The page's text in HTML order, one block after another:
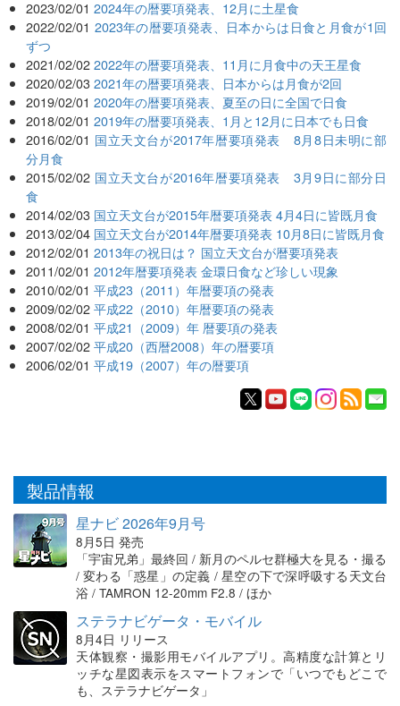
2023/02/01 2024年の暦要項発表、12月に土星食
2022/02/01 2023年の暦要項発表、日本からは日食と月食が1回
ずつ
2021/02/02 2022年の暦要項発表、11月に月食中の天王星食
2020/02/03 2021年の暦要項発表、日本からは月食が2回
2019/02/01 2020年の暦要項発表、夏至の日に全国で日食
2018/02/01 2019年の暦要項発表、1月と12月に日本でも日食
2016/02/01 国立天文台が2017年暦要項発表 8月8日未明に部
分月食
2015/02/02 国立天文台が2016年暦要項発表 3月9日に部分日
食
2014/02/03 国立天文台が2015年暦要項発表 4月4日に皆既月食
2013/02/04 国立天文台が2014年暦要項発表 10月8日に皆既月食
2012/02/01 2013年の祝日は？ 国立天文台が暦要項発表
2011/02/01 2012年暦要項発表 金環日食など珍しい現象
2010/02/01 平成23（2011）年暦要項の発表
2009/02/02 平成22（2010）年暦要項の発表
2008/02/01 平成21（2009）年 暦要項の発表
2007/02/02 平成20（西暦2008）年の暦要項
2006/02/01 平成19（2007）年の暦要項
製品情報
星ナビ 2026年9月号
8月5日 発売
「宇宙兄弟」最終回 / 新月のペルセ群極大を見る・撮る
/ 変わる「惑星」の定義 / 星空の下で深呼吸する天文台
浴 / TAMRON 12-20mm F2.8 / ほか
ステラナビゲータ・モバイル
8月4日 リリース
天体観察・撮影用モバイルアプリ。高精度な計算とリ
ッチな星図表示をスマートフォンで「いつでもどこで
も、ステラナビゲータ」